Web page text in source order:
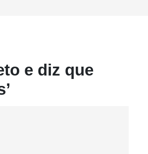
e diz que